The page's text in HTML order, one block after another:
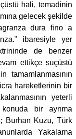
hali, temadinin
gelecek şekilde
dura fino a
ibaresiyle yer
de benzer
ettikçe suçüstü
tamamlanmasının
hareketlerinin bir
yeterli
bir ayrıma
Burhan Kuzu, Türk
Yakalama